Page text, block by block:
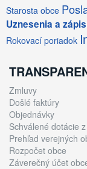
Starosta obce
Uznesenia a
Rokovací poriadok
Zmluvy
Došlé faktúry
Objednávky
Schválené dotácie
Prehľad verejných
Rozpočet obce
Záverečný účet